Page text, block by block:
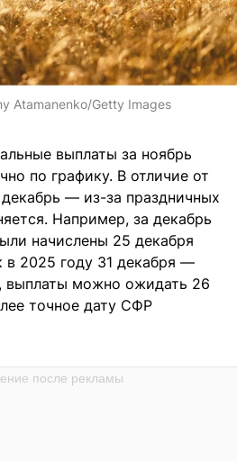
Atamanenko/Getty Images
выплаты за ноябрь
по графику. В отличие от
— из-за праздничных
Например, за декабрь
начислены 25 декабря
в 2025 году 31 декабря —
выплаты можно ожидать 26
точное дату СФР